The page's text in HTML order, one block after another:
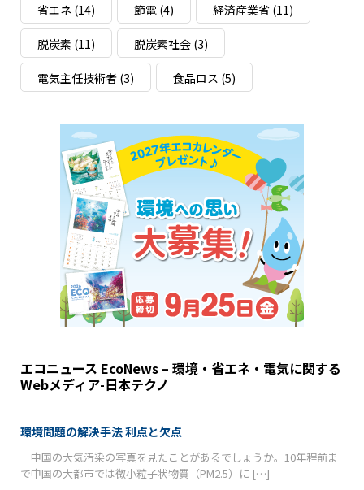
省エネ (14) 節電(4) 経済産業省(11)
脱炭素 (11) 脱炭素社会(3)
電気主任技術者(3) 食品ロス (5)
エコニュース EcoNews – 環境・省エネ・電気に関する
Webメディア-日本テクノ
環境問題の解決手法 利点と欠点
中国の大気汚染の写真を見たことがあるでしょうか。10年程前ま
で中国の大都市では微小粒子状物質（PM2.5）に […]